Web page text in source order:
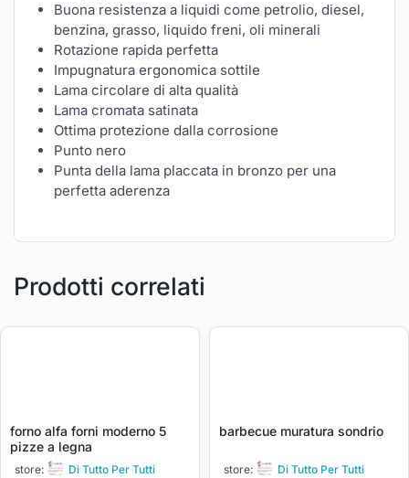
Buona resistenza a liquidi come petrolio, diesel,
benzina, grasso, liquido freni, oli minerali
Rotazione rapida perfetta
Impugnatura ergonomica sottile
Lama circolare di alta qualità
Lama cromata satinata
Ottima protezione dalla corrosione
Punto nero
Punta della lama placcata in bronzo per una
perfetta aderenza
Prodotti correlati
forno alfa forni moderno 5
pizze a legna
store: Di Tutto Per Tutti
barbecue muratura sondrio
store: Di Tutto Per Tutti